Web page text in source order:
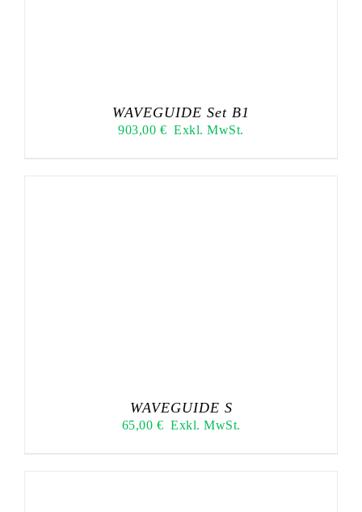
WAVEGUIDE Set B1
903,00 € Exkl. MwSt.
WAVEGUIDE S
65,00 € Exkl. MwSt.